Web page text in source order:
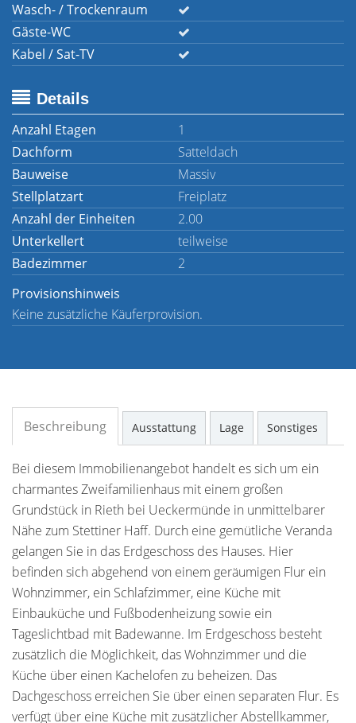
Wasch- / Trockenraum
Gäste-WC
Kabel / Sat-TV
Details
Anzahl Etagen
1
Dachform
Satteldach
Bauweise
Massiv
Stellplatzart
Freiplatz
Anzahl der Einheiten
2.00
Unterkellert
teilweise
Badezimmer
2
Provisionshinweis
Keine zusätzliche Käuferprovision.
Beschreibung Ausstattung Lage Sonstiges
Bei diesem Immobilienangebot handelt es sich um ein
charmantes Zweifamilienhaus mit einem großen
Grundstück in Rieth bei Ueckermünde in unmittelbarer
Nähe zum Stettiner Haff. Durch eine gemütliche Veranda
gelangen Sie in das Erdgeschoss des Hauses. Hier
befinden sich abgehend von einem geräumigen Flur ein
Wohnzimmer, ein Schlafzimmer, eine Küche mit
Einbauküche und Fußbodenheizung sowie ein
Tageslichtbad mit Badewanne. Im Erdgeschoss besteht
zusätzlich die Möglichkeit, das Wohnzimmer und die
Küche über einen Kachelofen zu beheizen. Das
Dachgeschoss erreichen Sie über einen separaten Flur. Es
verfügt über eine Küche mit zusätzlicher Abstellkammer,